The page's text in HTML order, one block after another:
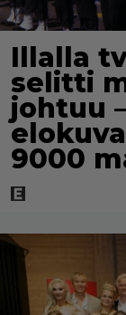
Illalla
selitti
johtuu
9000